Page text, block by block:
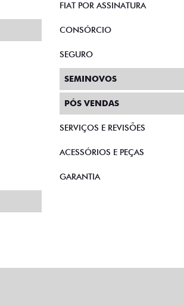
FIAT POR ASSINATURA
CONSÓRCIO
SEGURO
SEMINOVOS
PÓS VENDAS
SERVIÇOS E REVISÕES
ACESSÓRIOS E PEÇAS
GARANTIA